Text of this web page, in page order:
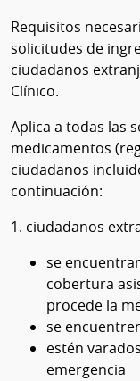
Requisitos
solicitudes de
ciudadanos
Clínico.
Aplica a todas las
medicamentos
ciudadanos
continuación:
1. ciudadanos
se
cobertura
procede la
se
estén
emergencia